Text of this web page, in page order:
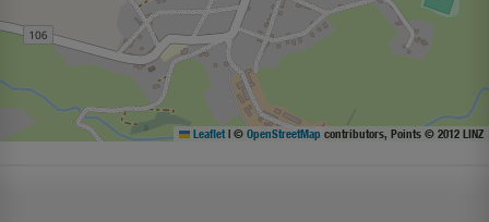
Leaflet | © OpenStreetMap contributors, Points © 2012 LINZ